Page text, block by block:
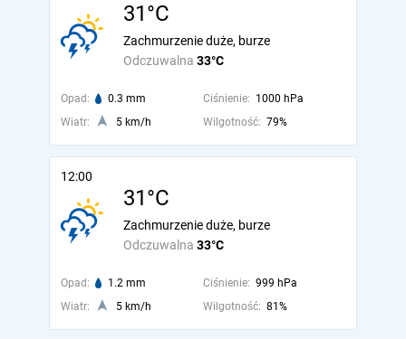
31°C
Odczuwalna 33°C
Zachmurzenie duże, burze
Opad: 0.3 mm Ciśnienie: 1000 hPa
Wiatr:
5 km/h Wilgotność: 79%
12:00
31°C
Odczuwalna 33°C
Zachmurzenie duże, burze
Opad: 1.2 mm Ciśnienie: 999 hPa
Wiatr:
5 km/h Wilgotność: 81%